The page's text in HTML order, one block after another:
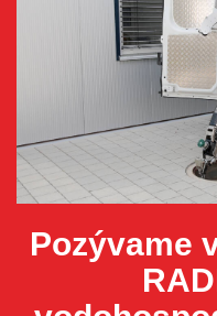
Pozývame